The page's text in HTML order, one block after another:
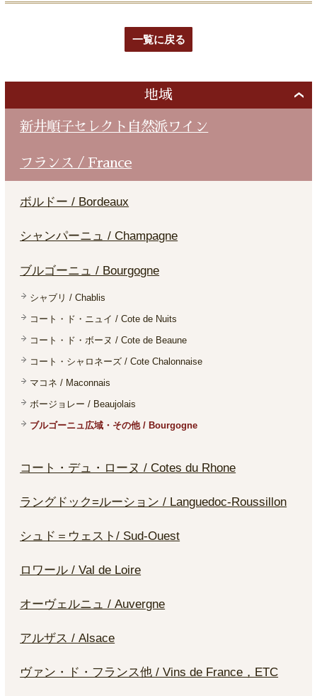
一覧に戻る
地域
新井順子セレクト自然派ワイン
フランス / France
ボルドー / Bordeaux
シャンパーニュ / Champagne
ブルゴーニュ / Bourgogne
シャブリ / Chablis
コート・ド・ニュイ / Cote de Nuits
コート・ド・ボーヌ / Cote de Beaune
コート・シャロネーズ / Cote Chalonnaise
マコネ / Maconnais
ボージョレー / Beaujolais
ブルゴーニュ広域・その他 / Bourgogne
コート・デュ・ローヌ / Cotes du Rhone
ラングドック=ルーション / Languedoc-Roussillon
シュド＝ウェスト/ Sud-Ouest
ロワール / Val de Loire
オーヴェルニュ / Auvergne
アルザス / Alsace
ヴァン・ド・フランス他 / Vins de France，ETC